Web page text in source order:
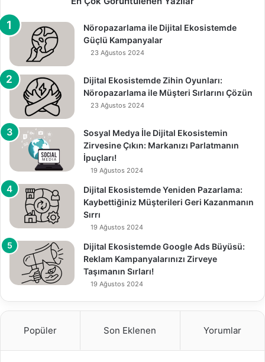
Nöropazarlama ile Dijital Ekosistemde
Güçlü Kampanyalar
23 Ağustos 2024
Dijital Ekosistemde Zihin Oyunları:
Nöropazarlama ile Müşteri Sırlarını Çözün
23 Ağustos 2024
Sosyal Medya İle Dijital Ekosistemin
Zirvesine Çıkın: Markanızı Parlatmanın
İpuçları!
19 Ağustos 2024
Dijital Ekosistemde Yeniden Pazarlama:
Kaybettiğiniz Müşterileri Geri Kazanmanın
Sırrı
19 Ağustos 2024
Dijital Ekosistemde Google Ads Büyüsü:
Reklam Kampanyalarınızı Zirveye
Taşımanın Sırları!
19 Ağustos 2024
Popüler Son Eklenen Yorumlar